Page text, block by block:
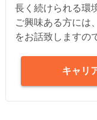
長く続けられる環
ご興味ある方には
をお話致しますの
キャリ